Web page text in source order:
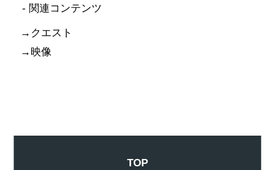
- 関連コンテンツ
→クエスト
→映像
TOP